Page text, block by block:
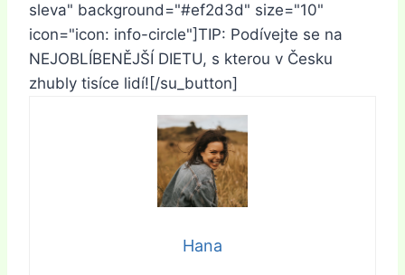
sleva" background="#ef2d3d" size="10"
icon="icon: info-circle"]TIP: Podívejte se na
NEJOBLÍBENĚJŠÍ DIETU, s kterou v Česku
zhubly tisíce lidí![/su_button]
Hana